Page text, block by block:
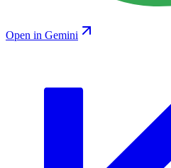
Open in Gemini